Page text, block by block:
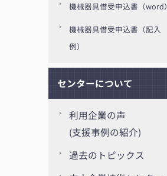
機械器具借受申込書（word）
機械器具借受申込書（記入
例）
センターについて
利用企業の声
(支援事例の紹介)
過去のトピックス